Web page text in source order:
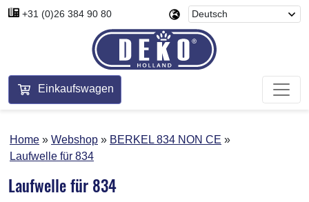
+31 (0)26 384 90 80
Einkaufswagen
Home Webshop
BERKEL 834 NON CE
Laufwelle für 834
Laufwelle für 834